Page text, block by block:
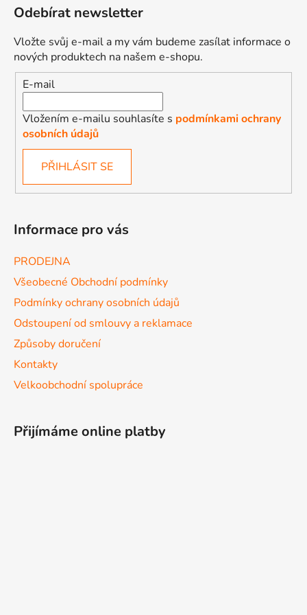
Odebírat newsletter
Vložte svůj e-mail a my vám budeme zasílat informace o
nových produktech na našem e-shopu.
E-mail
Vložením e-mailu souhlasíte s podmínkami ochrany
osobních údajů
PŘIHLÁSIT SE
Informace pro vás
PRODEJNA
Všeobecné Obchodní podmínky
Podmínky ochrany osobních údajů
Odstoupení od smlouvy a reklamace
Způsoby doručení
Kontakty
Velkoobchodní spolupráce
Přijímáme online platby